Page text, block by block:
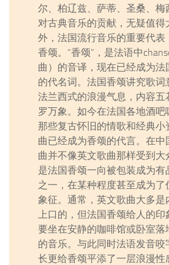
尔、柏辽兹、萨蒂、圣桑、
对古典音乐的贡献，无疑值得
外，法国流行音乐的重要代表
香颂。“香颂”，是法语中
曲）的音译，现在已经成为法
的代名词。法国香颂讲究歌词
法兰西式的浪漫气息，内容五
罗万象。如今在法国各地酒吧
那些复古怀旧的情歌和经典小
曲已经成为香颂的代言。在中
曲并不像英文歌曲那样受到大
是法国香颂一向被包装成为有
之一，在某种程度甚至成为了
象征。通常，英文歌曲大多是
上口的，但法国香颂给人的印
要坐在安静的咖啡馆或卧室落
的音乐。与此同时法语发音咬
长更给香颂平添了一层浪漫性